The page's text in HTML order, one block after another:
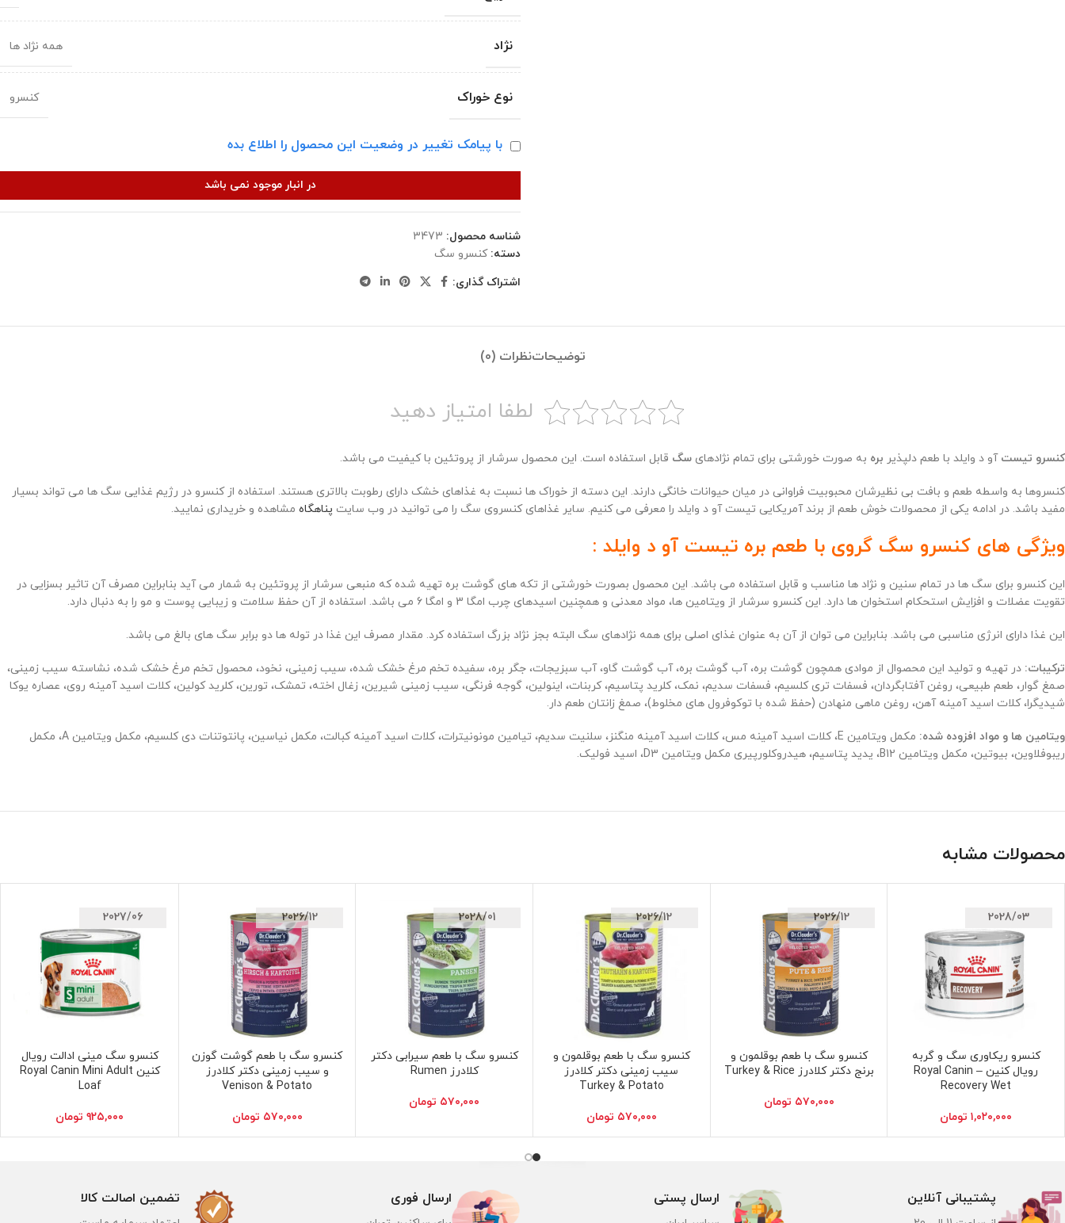
نژاد همه نژاد ها
نوع خوراک کنسرو
با پیامک تغییر در وضعیت این محصول را اطلاع بده
در انبار موجود نمی باشد
شناسه محصول: 3473
دسته: کنسرو سگ
اشتراک گذاری:
توضیحاتنظرات (0)
لطفا امتیاز دهید
کنسرو تیست آو د وایلد با طعم دلپذیر بره به صورت خورشتی برای تمام نژادهای سگ قابل استفاده است. این محصول سرشار از پروتئین با کیفیت می باشد.
کنسروها به واسطه طعم و بافت بی نظیرشان محبوبیت فراوانی در میان حیوانات خانگی دارند. این دسته از خوراک ها نسبت به غذاهای خشک دارای رطوبت بالاتری هستند. استفاده از کنسرو در رژیم غذایی سگ ها می تواند بسیار
مفید باشد. در ادامه یکی از محصولات خوش طعم از برند آمریکایی تیست آو د وایلد را معرفی می کنیم. سایر غذاهای کنسروی سگ را می توانید در وب سایت پناهگاه مشاهده و خریداری نمایید.
ویژگی های کنسرو سگ گروی با طعم بره تیست آو د وایلد :
این کنسرو برای سگ ها در تمام سنین و نژاد ها مناسب و قابل استفاده می باشد. این محصول بصورت خورشتی از تکه های گوشت بره تهیه شده که منبعی سرشار از پروتئین به شمار می آید بنابراین مصرف آن تاثیر بسزایی در
تقویت عضلات و افزایش استحکام استخوان ها دارد. این کنسرو سرشار از ویتامین ها، مواد معدنی و همچنین اسیدهای چرب امگا 3 و امگا 6 می باشد. استفاده از آن حفظ سلامت و زیبایی پوست و مو را به دنبال دارد.
این غذا دارای انرژی مناسبی می باشد. بنابراین می توان از آن به عنوان غذای اصلی برای همه نژادهای سگ البته بجز نژاد بزرگ استفاده کرد. مقدار مصرف این غذا در توله ها دو برابر سگ های بالغ می باشد.
ترکیبات: در تهیه و تولید این محصوال از موادی همچون گوشت بره، آب گوشت بره، آب گوشت گاو، آب سبزیجات، جگر بره، سفیده تخم مرغ خشک شده، سیب زمینی، نخود، محصول تخم مرغ خشک شده، نشاسته سیب زمینی،
صمغ گوار، طعم طبیعی، روغن آفتابگردان، فسفات تری کلسیم، فسفات سدیم، نمک، کلرید پتاسیم، کربنات، اینولین، گوجه فرنگی، سیب زمینی شیرین، زغال اخته، تمشک، تورین، کلرید کولین، کلات اسید آمینه روی، عصاره یوکا
شیدیگرا، کلات اسید آمینه آهن، روغن ماهی منهادن (حفظ شده با توکوفرول های مخلوط)، صمغ زانتان طعم دار.
ویتامین ها و مواد افزوده شده:
مکمل ویتامین E، کلات اسید آمینه مس، کلات اسید آمینه منگنز، سلنیت سدیم، تیامین مونونیترات، کلات اسید آمینه کبالت، مکمل نیاسین، پانتوتنات دی کلسیم، مکمل ویتامین A، مکمل
ریبوفلاوین، بیوتین، مکمل ویتامین B12، یدید پتاسیم، هیدروکلورپیری مکمل ویتامین D3، اسید فولیک.
محصولات مشابه
2028/03
افزودن به سبد خرید
کنسرو ریکاوری سگ و گربه
رویال کنین – Royal Canin
Recovery Wet
۱,۰۲۰,۰۰۰ تومان
2026/12
افزودن به سبد خرید
کنسرو سگ با طعم بوقلمون و
برنج دکتر کلادرز Turkey & Rice
۵۷۰,۰۰۰ تومان
2026/12
افزودن به سبد خرید
کنسرو سگ با طعم بوقلمون و
سیب زمینی دکتر کلادرز
Turkey & Potato
۵۷۰,۰۰۰ تومان
2028/01
افزودن به سبد خرید
کنسرو سگ با طعم سیرابی دکتر
کلادرز Rumen
۵۷۰,۰۰۰ تومان
2026/12
افزودن به سبد خرید
کنسرو سگ با طعم گوشت گوزن
و سیب زمینی دکتر کلادرز
Venison & Potato
۵۷۰,۰۰۰ تومان
2027/06
افزودن به سبد خرید
کنسرو سگ مینی ادالت رویال
کنین Royal Canin Mini Adult
Loaf
۹۲۵,۰۰۰ تومان
تضمین اصالت کالا ارسال فوری ارسال پستی پشتیبانی آنلاین